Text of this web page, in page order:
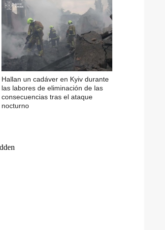
Hallan un cadáver en Kyiv durante
las labores de eliminación de las
consecuencias tras el ataque
nocturno